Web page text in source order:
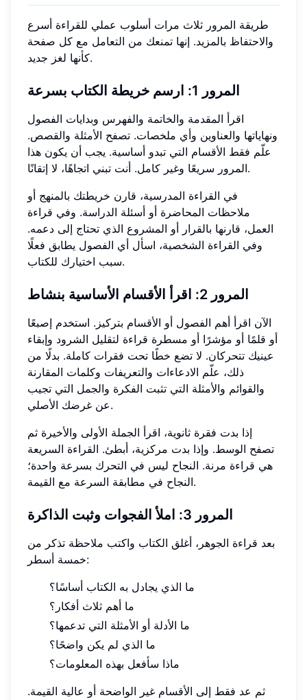
طريقة المرور ثلاث مرات أسلوب عملي للقراءة أسرع
والاحتفاظ بالمزيد. إنها تمنعك من التعامل مع كل صفحة
كأنها لغز جديد.
المرور 1: ارسم خريطة الكتاب بسرعة
اقرأ المقدمة والخاتمة والفهرس وبدايات الفصول
ونهاياتها والعناوين وأي ملخصات. تصفح الأمثلة والقصص.
علّم فقط الأقسام التي تبدو أساسية. يجب أن يكون هذا
المرور سريعًا وغير كامل. أنت تبني اتجاهًا، لا إتقانًا.
في القراءة المدرسية، قارن خريطتك بالمنهج أو
ملاحظات المحاضرة أو أسئلة الدراسة. وفي قراءة
العمل، قارنها بالقرار أو المشروع الذي تحتاج إلى دعمه.
وفي القراءة الشخصية، اسأل أي الفصول يطابق فعلًا
سبب اختيارك للكتاب.
المرور 2: اقرأ الأقسام الأساسية بنشاط
الآن اقرأ أهم الفصول أو الأقسام بتركيز. استخدم إصبعًا
أو قلمًا أو مؤشرًا أو مسطرة قراءة لتقليل الشرود وإبقاء
عينيك تتحركان. لا تضع خطًا تحت فقرات كاملة. بدلًا من
ذلك، علّم الادعاءات والتعريفات وكلمات المقارنة
والقوائم والأمثلة التي تثبت الفكرة والجمل التي تجيب
عن غرضك الأصلي.
إذا بدت فقرة ثانوية، اقرأ الجملة الأولى والأخيرة ثم
تصفح الوسط. وإذا بدت مركزية، أبطئ. القراءة السريعة
هي قراءة مرنة. النجاح ليس في التحرك بسرعة واحدة؛
النجاح في مطابقة السرعة مع القيمة.
المرور 3: املأ الفجوات وثبت الذاكرة
بعد قراءة الجوهر، أغلق الكتاب واكتب ملاحظة تذكر من
خمسة أسطر:
ما الذي يجادل به الكتاب أساسًا؟
ما أهم ثلاث أفكار؟
ما الأدلة أو الأمثلة التي تدعمها؟
ما الذي لم يكن واضحًا؟
ماذا سأفعل بهذه المعلومات؟
ثم عد فقط إلى الأقسام غير الواضحة أو عالية القيمة.